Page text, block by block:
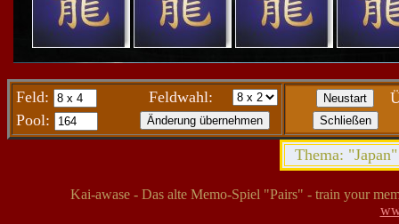
Feld:
Feldwahl:
Pool:
Thema:
Kai-awase - Das alte Memo-Spiel "Pairs" - train your